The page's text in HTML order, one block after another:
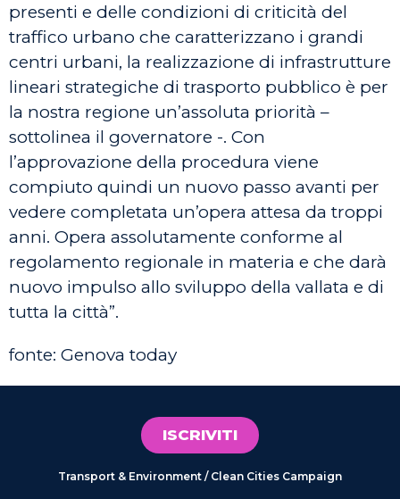
presenti e delle condizioni di criticità del
traffico urbano che caratterizzano i grandi
centri urbani, la realizzazione di infrastrutture
lineari strategiche di trasporto pubblico è per
la nostra regione un’assoluta priorità –
sottolinea il governatore -. Con
l’approvazione della procedura viene
compiuto quindi un nuovo passo avanti per
vedere completata un’opera attesa da troppi
anni. Opera assolutamente conforme al
regolamento regionale in materia e che darà
nuovo impulso allo sviluppo della vallata e di
tutta la città”.
fonte: Genova today
ISCRIVITI
Transport & Environment / Clean Cities Campaign